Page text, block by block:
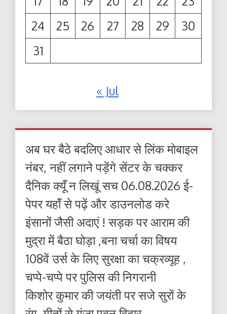
24
25 26 27 28 29
30
31
« Jul
अब घर बैठे बदलिए आधार से लिंक मोबाइल
नंबर, नहीं लगाने पड़ेंगे सेंटर के चक्कर
दैनिक क्यूँ न लिखूं सच 06.08.2026 ई-
पेपर यहाँ से पढ़ें और डाउनलोड करे
इंसानों जैसी अदाएं ! सड़क पर आराम की
मुद्रा में बैठा घोड़ा ,बना चर्चा का विषय
108वें उर्स के लिए सुरक्षा का चक्रव्यूह ,
चप्पे-चप्पे पर पुलिस की निगरानी
किशोर कुमार की जयंती पर सजे सुरों के